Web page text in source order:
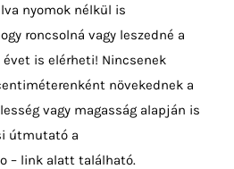
nyomok nélkül is
roncsolná vagy leszedné a
is elérheti! Nincsenek
növekednek a
vagy magasság alapján is
útmutató a
– link alatt található.